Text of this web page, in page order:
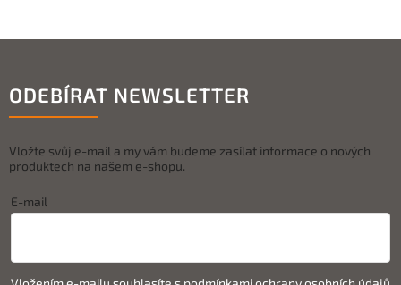
ODEBÍRAT NEWSLETTER
Vložte svůj e-mail a my vám budeme zasílat informace o nových
produktech na našem e-shopu.
E-mail